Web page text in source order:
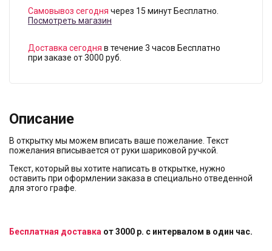
Самовывоз сегодня через 15 минут Бесплатно.
Посмотреть магазин
Доставка сегодня в течение 3 часов Бесплатно
при заказе от 3000 руб.
Описание
В открытку мы можем вписать ваше пожелание. Текст
пожелания вписывается от руки шариковой ручкой.
Текст, который вы хотите написать в открытке, нужно
оставить при оформлении заказа в специально отведенной
для этого графе.
Бесплатная доставка от 3000 р. с интервалом в один час.